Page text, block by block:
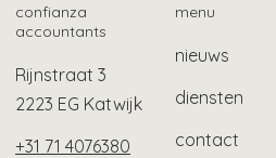
confianza
accountants
Rijnstraat 3
2223 EG Katwijk
+31 71 4076380
menu
nieuws
diensten
contact